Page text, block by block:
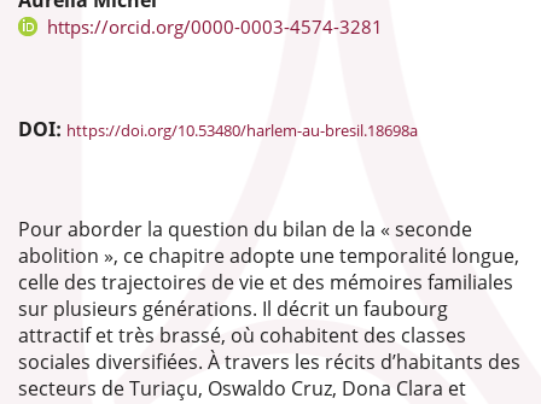
https://orcid.org/0000-0003-4574-3281
DOI: https://doi.org/10.53480/harlem-au-bresil.18698a
Pour aborder la question du bilan de la « seconde
abolition », ce chapitre adopte une temporalité longue,
celle des trajectoires de vie et des mémoires familiales
sur plusieurs générations. Il décrit un faubourg
attractif et très brassé, où cohabitent des classes
sociales diversifiées. À travers les récits d’habitants des
secteurs de Turiaçu, Oswaldo Cruz, Dona Clara et